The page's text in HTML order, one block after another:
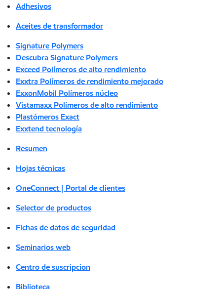
Adhesivos
Aceites de transformador
Signature Polymers
Descubra Signature Polymers
Exceed Polímeros de alto rendimiento
Exxtra Polímeros de rendimiento mejorado
ExxonMobil Polímeros núcleo
Vistamaxx Polímeros de alto rendimiento
Plastómeros Exact
Exxtend tecnología
Resumen
Hojas técnicas
OneConnect | Portal de clientes
Selector de productos
Fichas de datos de seguridad
Seminarios web
Centro de suscripcion
Biblioteca